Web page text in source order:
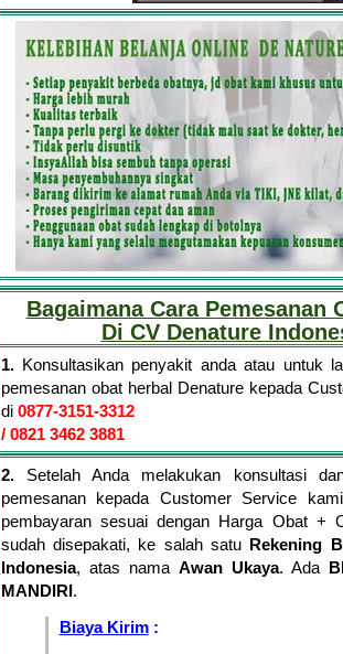
Bagaimana Cara Pemesanan
Di CV Denature
1.Konsultasikan penyakit anda atau untuk
pemesanan obat herbal Denature kepada
di 0877-3151-3312
/ 0821 3462 3881
2.Setelah Anda melakukan konsultasi
pemesanan kepada Customer Service
pembayaran sesuai dengan Harga Obat +
sudah disepakati, ke salah satu Rekening
Indonesia, atas nama Awan Ukaya. Ada
MANDIRI.
Biaya Kirim: